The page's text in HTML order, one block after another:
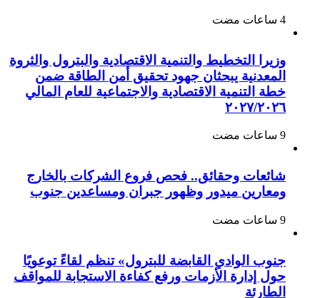
وزيرا التخطيط والتنمية الاقتصادية والبترول والثروة
المعدنية يبحثان جهود تحقيق أمن الطاقة ضمن
خطة التنمية الاقتصادية والاجتماعية للعام المالي
٢٠٢٧/٢٠٢٦
شائعات وحقائق.. فحص فروع الشركات بالخارج
ومعارين ميدور وظهور جبران ومساعدين جنوب
جنوب الوادي القابضة للبترول» تنظم لقاءً توعويًا
حول إدارة الأزمات ورفع كفاءة الاستجابة للمواقف
الطارئة